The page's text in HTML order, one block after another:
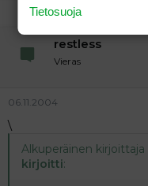
restless
Vieras
06.11.2004
\
Alkuperäinen kirjoittaja
kirjoitti:
Tietosuoja